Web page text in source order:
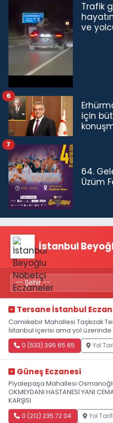
Trafik
ve
için
6
64.
Üzüm
7
İstanbul
Tersane İstanbul
Camiikebir Mahallesi Taşkızak
İstanbul içerisi ama yol üzerinde
0 (533) 395 65 65 Yol
Güneş Eczanesi
Piyalepaşa Mahallesi Osmanoğlu
OKMEYDANI HASTANESİ YANI
KARŞISI
0 (212) 235 72 04 Yol